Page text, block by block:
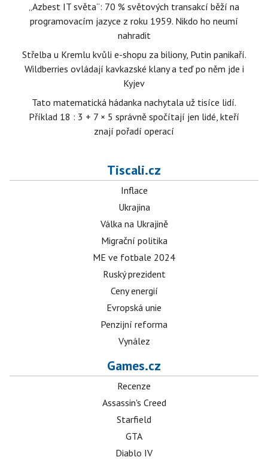
„Azbest IT světa“: 70 % světových transakcí běží na
programovacím jazyce z roku 1959. Nikdo ho neumí
nahradit
Střelba u Kremlu kvůli e-shopu za biliony, Putin panikaří.
Wildberries ovládají kavkazské klany a teď po něm jde i
Kyjev
Tato matematická hádanka nachytala už tisíce lidí.
Příklad 18 : 3 + 7 × 5 správně spočítají jen lidé, kteří
znají pořadí operací
Tiscali.cz
Inflace
Ukrajina
Válka na Ukrajině
Migrační politika
ME ve fotbale 2024
Ruský prezident
Ceny energií
Evropská unie
Penzijní reforma
Vynález
Games.cz
Recenze
Assassin's Creed
Starfield
GTA
Diablo IV